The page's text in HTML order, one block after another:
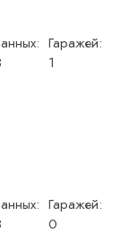
Гаражей:
1
Гаражей:
0